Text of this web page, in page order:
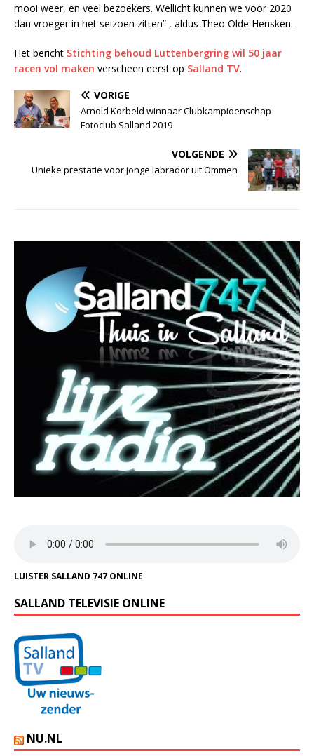
mooi weer, en veel bezoekers. Wellicht kunnen we voor 2020
dan vroeger in het seizoen zitten” , aldus Theo Olde Hensken.
Het bericht Stichting behoud Luttenbergring wil 50 jaar
racen vol maken verscheen eerst op Salland TV.
VORIGE
Arnold Korbeld winnaar Clubkampioenschap
Fotoclub Salland 2019
VOLGENDE
Unieke prestatie voor jonge labrador uit Ommen
LUISTER SALLAND 747 ONLINE
SALLAND TELEVISIE ONLINE
NU.NL